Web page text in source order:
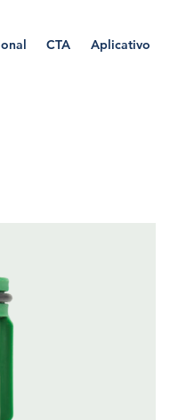
CTA Aplicativo